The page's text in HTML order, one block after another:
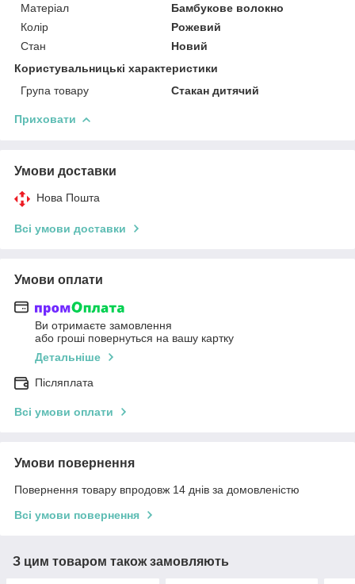
Матеріал
Бамбукове волокно
Колір
Рожевий
Стан
Новий
Користувальницькі характеристики
Група товару
Стакан дитячий
Приховати
Умови доставки
Нова Пошта
Всі умови доставки
Умови оплати
Ви отримаєте замовлення
або гроші повернуться на вашу картку
Детальніше
Післяплата
Всі умови оплати
Умови повернення
Повернення товару впродовж 14 днів за домовленістю
Всі умови повернення
З цим товаром також замовляють